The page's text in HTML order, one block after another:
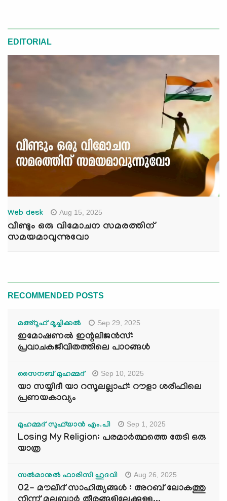
EDITORIAL
Web desk Aug 15, 2025
വീണ്ടും ഒരു വിമോചന സമരത്തിന്
സമയമാവുന്നുവോ
RECOMMENDED POSTS
മഅ്റൂഫ് മൂച്ചിക്കല്‍ Sep 29, 2025
ഇമോഷണൽ ഇന്റലിജൻസ്:
പ്രവാചകജീവിതത്തിലെ പാഠങ്ങൾ
സൈനബ് മുഹമ്മദ് Sep 10, 2025
യാ സയ്യിദീ യാ റസൂലല്ലാഹ്: റൗളാ ശരീഫിലെ
പ്രണയകാവ്യം
മുഹമ്മദ് സുഫ്‌യാൻ എം.പി Sep 1, 2025
Losing My Religion: പരമാർത്ഥത്തെ തേടി ഒരു
യാത്ര
സൽമാനുൽ ഫാരിസി ഹുദവി Aug 26, 2025
02- മൗലിദ് സാഹിത്യങ്ങൾ : അറബ് ലോകത്തു